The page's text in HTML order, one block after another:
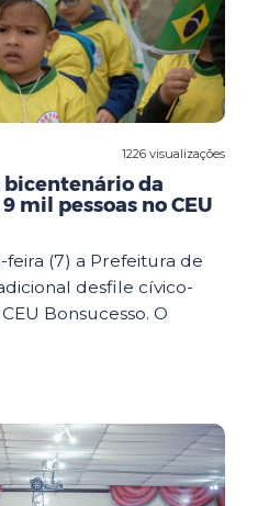
1226 visualizações
bicentenário da
mil pessoas no CEU
(7) a Prefeitura de
desfile cívico-
Bonsucesso. O